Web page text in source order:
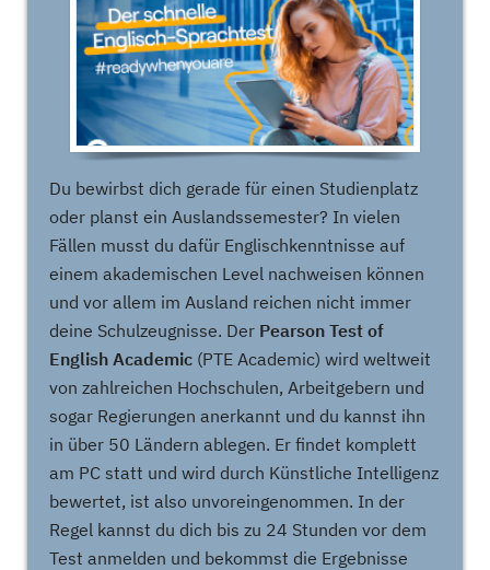
Du bewirbst dich gerade für einen Studienplatz
oder planst ein Auslandssemester? In vielen
Fällen musst du dafür Englischkenntnisse auf
einem akademischen Level nachweisen können
und vor allem im Ausland reichen nicht immer
deine Schulzeugnisse. Der Pearson Test of
English Academic (PTE Academic) wird weltweit
von zahlreichen Hochschulen, Arbeitgebern und
sogar Regierungen anerkannt und du kannst ihn
in über 50 Ländern ablegen. Er findet komplett
am PC statt und wird durch Künstliche Intelligenz
bewertet, ist also unvoreingenommen. In der
Regel kannst du dich bis zu 24 Stunden vor dem
Test anmelden und bekommst die Ergebnisse